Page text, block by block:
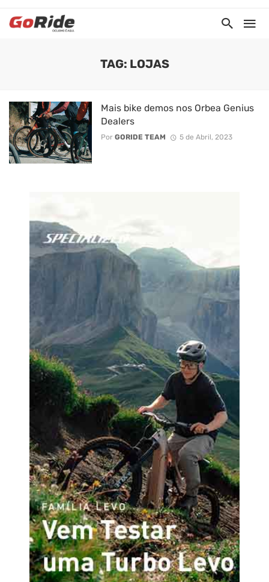
TAG: LOJAS
Mais bike demos nos Orbea Genius
Dealers
Por GORIDE TEAM 5 de Abril, 2023